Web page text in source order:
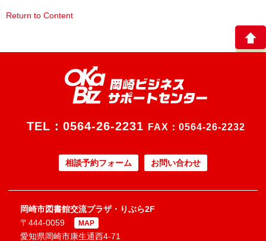
Return to Content
TEL： 0564-26-2231 FAX：0564-26-2232
相談予約フォーム お問い合わせ
岡崎市図書館交流プラザ・りぶら2F
〒444-0059
MAP
愛知県岡崎市康生通西4-71